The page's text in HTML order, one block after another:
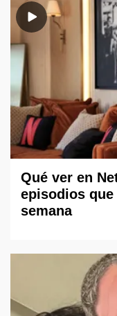
Qué ver en
episodios
semana